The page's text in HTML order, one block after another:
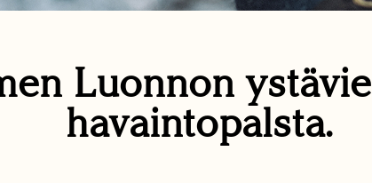
Luonnon
havaintopalsta.